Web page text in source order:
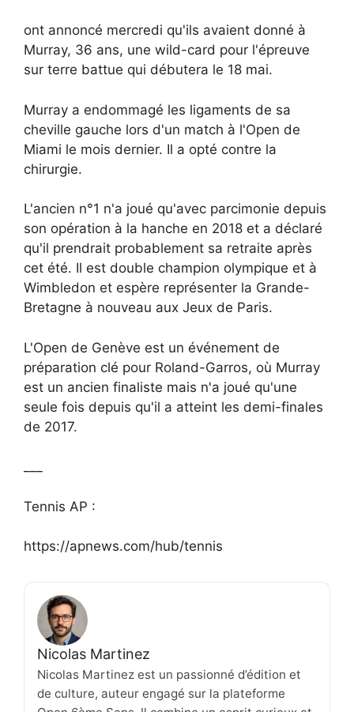
ont annoncé mercredi qu'ils avaient donné à
Murray, 36 ans, une wild-card pour l'épreuve
sur terre battue qui débutera le 18 mai.
Murray a endommagé les ligaments de sa
cheville gauche lors d'un match à l'Open de
Miami le mois dernier. Il a opté contre la
chirurgie.
L'ancien n°1 n'a joué qu'avec parcimonie depuis
son opération à la hanche en 2018 et a déclaré
qu'il prendrait probablement sa retraite après
cet été. Il est double champion olympique et à
Wimbledon et espère représenter la Grande-
Bretagne à nouveau aux Jeux de Paris.
L'Open de Genève est un événement de
préparation clé pour Roland-Garros, où Murray
est un ancien finaliste mais n'a joué qu'une
seule fois depuis qu'il a atteint les demi-finales
de 2017.
Tennis AP :
https://apnews.com/hub/tennis
Nicolas Martinez
Nicolas Martinez est un passionné d’édition et
de culture, auteur engagé sur la plateforme